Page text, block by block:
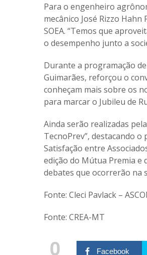
Para o engenheiro
mecânico José Rizzo
SOEA. “Temos que
o desempenho junto a
Durante a programação
Guimarães, reforçou o
conheçam mais sobre os
para marcar o Jubileu de
Ainda serão realizadas
TecnoPrev”, destacando
Satisfação entre
edição do Mútua Premia e
debates que ocorrerão na
Fonte: Cleci Pavlack –
Fonte: CREA-MT
0 Facebook